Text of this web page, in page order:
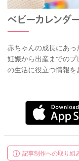
赤ちゃんの成長にあっ
妊娠から出産までの
の生活に役立つ情報を
記事制作への取り組